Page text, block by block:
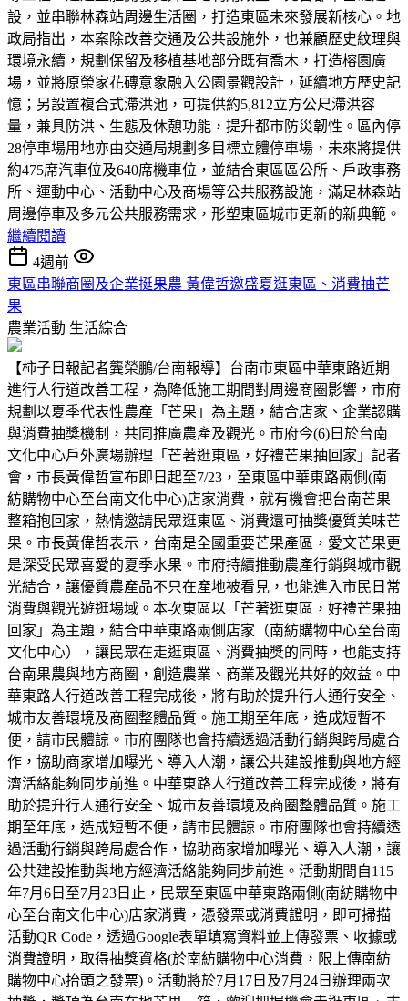
設，並串聯林森站周邊生活圈，打造東區未來發展新核心。地
政局指出，本案除改善交通及公共設施外，也兼顧歷史紋理與
環境永續，規劃保留及移植基地部分既有喬木，打造榕園廣
場，並將原榮家花磚意象融入公園景觀設計，延續地方歷史記
憶；另設置複合式滯洪池，可提供約5,812立方公尺滯洪容
量，兼具防洪、生態及休憩功能，提升都市防災韌性。區內停
28停車場用地亦由交通局規劃多目標立體停車場，未來將提供
約475席汽車位及640席機車位，並結合東區區公所、戶政事務
所、運動中心、活動中心及商場等公共服務設施，滿足林森站
周邊停車及多元公共服務需求，形塑東區城市更新的新典範。
繼續閱讀
4週前
東區串聯商圈及企業挺果農 黃偉哲邀盛夏逛東區、消費抽芒
果
農業活動 生活綜合
【柿子日報記者龔榮鵬/台南報導】台南市東區中華東路近期
進行人行道改善工程，為降低施工期間對周邊商圈影響，市府
規劃以夏季代表性農產「芒果」為主題，結合店家、企業認購
與消費抽獎機制，共同推廣農產及觀光。市府今(6)日於台南
文化中心戶外廣場辦理「芒著逛東區，好禮芒果抽回家」記者
會，市長黃偉哲宣布即日起至7/23，至東區中華東路兩側(南
紡購物中心至台南文化中心)店家消費，就有機會把台南芒果
整箱抱回家，熱情邀請民眾逛東區、消費還可抽獎優質美味芒
果。市長黃偉哲表示，台南是全國重要芒果產區，愛文芒果更
是深受民眾喜愛的夏季水果。市府持續推動農產行銷與城市觀
光結合，讓優質農產品不只在產地被看見，也能進入市民日常
消費與觀光遊逛場域。本次東區以「芒著逛東區，好禮芒果抽
回家」為主題，結合中華東路兩側店家（南紡購物中心至台南
文化中心），讓民眾在走逛東區、消費抽獎的同時，也能支持
台南果農與地方商圈，創造農業、商業及觀光共好的效益。中
華東路人行道改善工程完成後，將有助於提升行人通行安全、
城市友善環境及商圈整體品質。施工期至年底，造成短暫不
便，請市民體諒。市府團隊也會持續透過活動行銷與跨局處合
作，協助商家增加曝光、導入人潮，讓公共建設推動與地方經
濟活絡能夠同步前進。中華東路人行道改善工程完成後，將有
助於提升行人通行安全、城市友善環境及商圈整體品質。施工
期至年底，造成短暫不便，請市民體諒。市府團隊也會持續透
過活動行銷與跨局處合作，協助商家增加曝光、導入人潮，讓
公共建設推動與地方經濟活絡能夠同步前進。活動期間自115
年7月6日至7月23日止，民眾至東區中華東路兩側(南紡購物中
心至台南文化中心)店家消費，憑發票或消費證明，即可掃描
活動QR Code，透過Google表單填寫資料並上傳發票、收據或
消費證明，取得抽獎資格(於南紡購物中心消費，限上傳南紡
購物中心抬頭之發票)。活動將於7月17日及7月24日辦理兩次